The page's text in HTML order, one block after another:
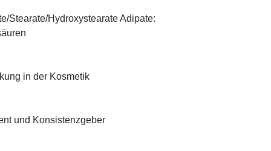
Stearate/Hydroxystearate Adipate:
in der Kosmetik
und Konsistenzgeber